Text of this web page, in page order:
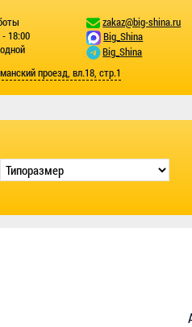
18:00
zakaz@big-shina.ru
Big_Shina
Big_Shina
проезд, вл.18, стр.1